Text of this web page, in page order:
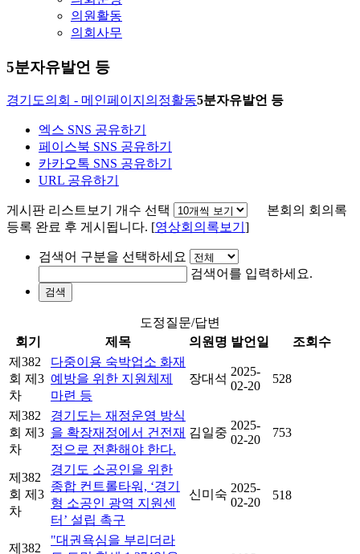
의원활동
의회사무
5분자유발언 등
경기도의회 - 메인페이지 의정활동5분자유발언 등
엑스 SNS 공유하기
페이스북 SNS 공유하기
카카오톡 SNS 공유하기
URL 공유하기
게시판 리스트보기 개수 선택
본회의 회의록
등록 완료 후 게시됩니다. [영상회의록보기 ]
검색어 구분을 선택하세요
검색어를 입력하세요.
검색
도정질문/답변
회기
제목 의원명 발언일
조회수
제382
회 제3
차
다중이용 숙박업소 화재
예방을 위한 지원체제
마련 등
장대석
2025-
02-20
528
제382
회 제3
차
경기도는 재정운영 방식
을 확장재정에서 건전재
정으로 전환해야 한다.
김일중
2025-
02-20
753
제382
회 제3
차
경기도 소공인을 위한
종합 컨트롤타워, ‘경기
형 소공인 광역 지원센
터’ 설립 촉구
신미숙 2025-
02-20
518
제382
"대권욕심을 부리더라